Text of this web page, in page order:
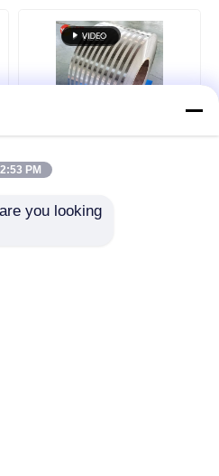
Yongsheng
Aluminium Strip Coil
Custom Length & ID
For Automotive,
PM
you looking